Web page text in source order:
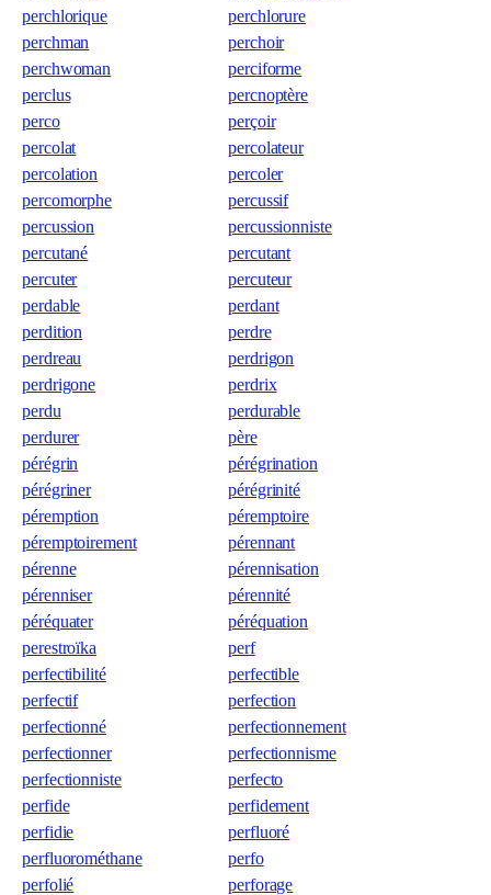
perchlorique
perchlorure
perchman
perchoir
perchwoman
perciforme
perclus
percnoptère
perco
perçoir
percolat
percolateur
percolation
percoler
percomorphe
percussif
percussion
percussionniste
percutané
percutant
percuter
percuteur
perdable
perdant
perdition
perdre
perdreau
perdrigon
perdrigone
perdrix
perdu
perdurable
perdurer
père
pérégrin
pérégrination
pérégriner
pérégrinité
péremption
péremptoire
péremptoirement
pérennant
pérenne
pérennisation
pérenniser
pérennité
péréquater
péréquation
perestroïka
perf
perfectibilité
perfectible
perfectif
perfection
perfectionné
perfectionnement
perfectionner
perfectionnisme
perfectionniste
perfecto
perfide
perfidement
perfidie
perfluoré
perfluorométhane
perfo
perfolié
perforage